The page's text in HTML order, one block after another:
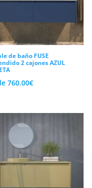
de baño FUSE
2 cajones AZUL
760.00€